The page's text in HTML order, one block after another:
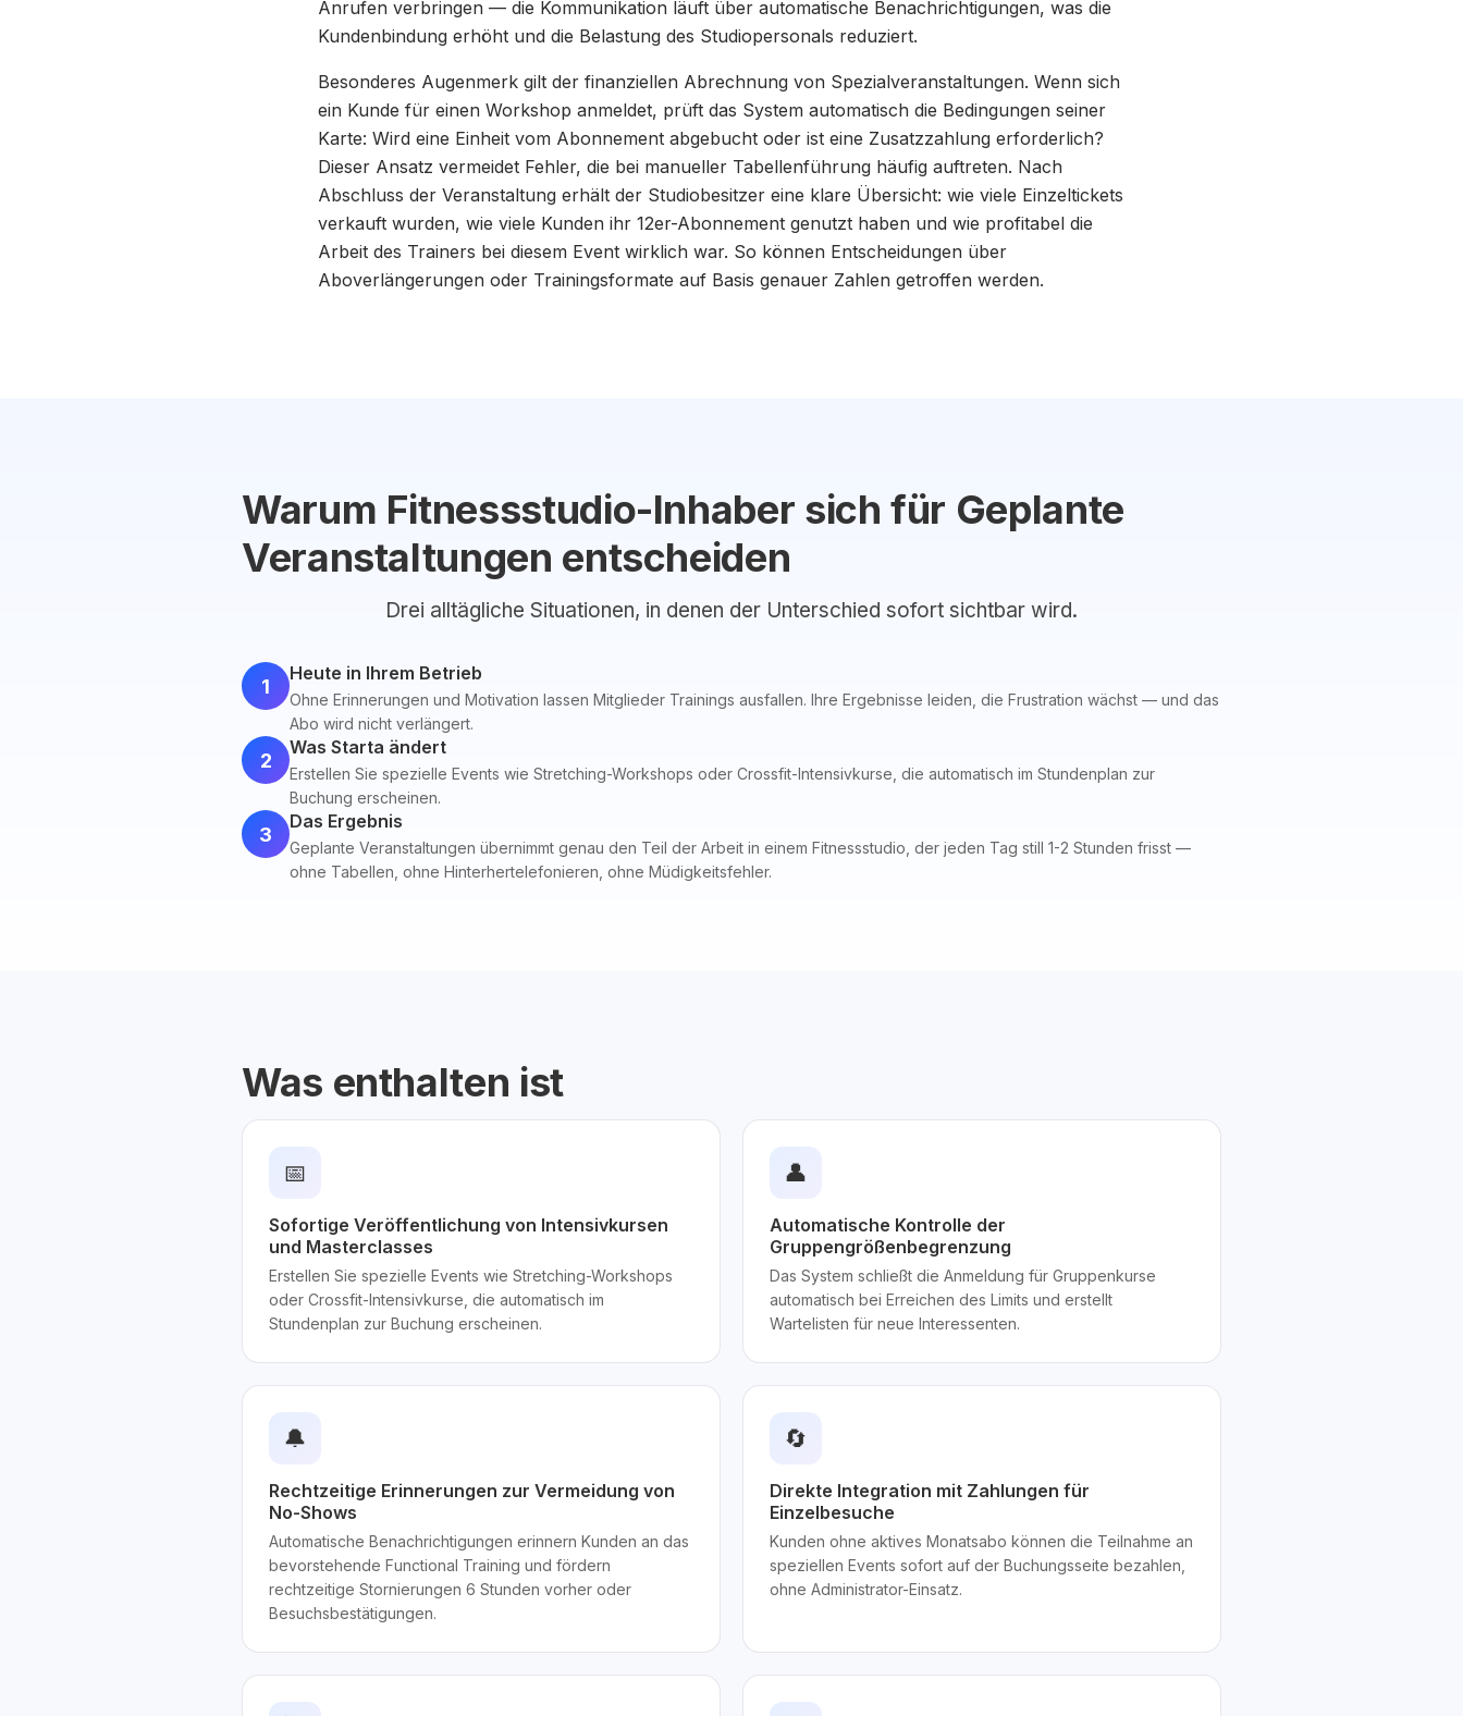
Anrufen verbringen — die Kommunikation läuft über automatische Benachrichtigungen, was die
Kundenbindung erhöht und die Belastung des Studiopersonals reduziert.
Besonderes Augenmerk gilt der finanziellen Abrechnung von Spezialveranstaltungen. Wenn sich
ein Kunde für einen Workshop anmeldet, prüft das System automatisch die Bedingungen seiner
Karte: Wird eine Einheit vom Abonnement abgebucht oder ist eine Zusatzzahlung erforderlich?
Dieser Ansatz vermeidet Fehler, die bei manueller Tabellenführung häufig auftreten. Nach
Abschluss der Veranstaltung erhält der Studiobesitzer eine klare Übersicht: wie viele Einzeltickets
verkauft wurden, wie viele Kunden ihr 12er-Abonnement genutzt haben und wie profitabel die
Arbeit des Trainers bei diesem Event wirklich war. So können Entscheidungen über
Aboverlängerungen oder Trainingsformate auf Basis genauer Zahlen getroffen werden.
Warum Fitnessstudio-Inhaber sich für Geplante
Veranstaltungen entscheiden
Drei alltägliche Situationen, in denen der Unterschied sofort sichtbar wird.
1
Heute in Ihrem Betrieb
Ohne Erinnerungen und Motivation lassen Mitglieder Trainings ausfallen. Ihre Ergebnisse leiden, die Frustration wächst — und das
Abo wird nicht verlängert.
2
Was Starta ändert
Erstellen Sie spezielle Events wie Stretching-Workshops oder Crossfit-Intensivkurse, die automatisch im Stundenplan zur
Buchung erscheinen.
3
Das Ergebnis
Geplante Veranstaltungen übernimmt genau den Teil der Arbeit in einem Fitnessstudio, der jeden Tag still 1-2 Stunden frisst —
ohne Tabellen, ohne Hinterhertelefonieren, ohne Müdigkeitsfehler.
Was enthalten ist
📅
Sofortige Veröffentlichung von Intensivkursen
und Masterclasses
Erstellen Sie spezielle Events wie Stretching-Workshops
oder Crossfit-Intensivkurse, die automatisch im
Stundenplan zur Buchung erscheinen.
👤
Automatische Kontrolle der
Gruppengrößenbegrenzung
Das System schließt die Anmeldung für Gruppenkurse
automatisch bei Erreichen des Limits und erstellt
Wartelisten für neue Interessenten.
🔔
Rechtzeitige Erinnerungen zur Vermeidung von
No-Shows
Automatische Benachrichtigungen erinnern Kunden an das
bevorstehende Functional Training und fördern
rechtzeitige Stornierungen 6 Stunden vorher oder
Besuchsbestätigungen.
🔄
Direkte Integration mit Zahlungen für
Einzelbesuche
Kunden ohne aktives Monatsabo können die Teilnahme an
speziellen Events sofort auf der Buchungsseite bezahlen,
ohne Administrator-Einsatz.